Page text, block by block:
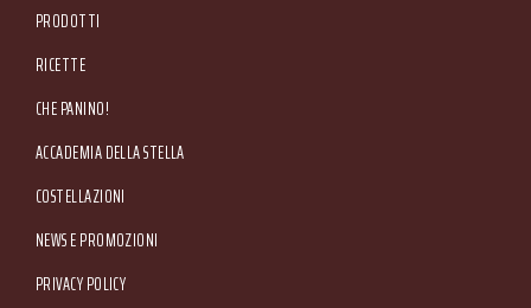
PRODOTTI
RICETTE
CHE PANINO!
ACCADEMIA DELLA STELLA
COSTELLAZIONI
NEWS E PROMOZIONI
Footer Service Menu
PRIVACY POLICY